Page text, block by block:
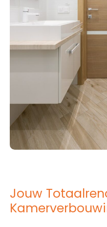
Jouw